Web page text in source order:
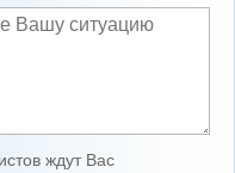
ждут Вас